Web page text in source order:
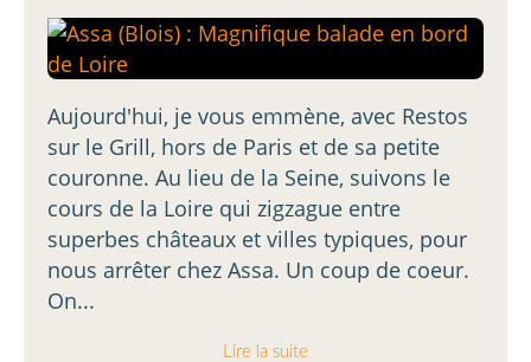
Aujourd'hui, je vous emmène, avec Restos
sur le Grill, hors de Paris et de sa petite
couronne. Au lieu de la Seine, suivons le
cours de la Loire qui zigzague entre
superbes châteaux et villes typiques, pour
nous arrêter chez Assa. Un coup de coeur.
On...
Lire la suite